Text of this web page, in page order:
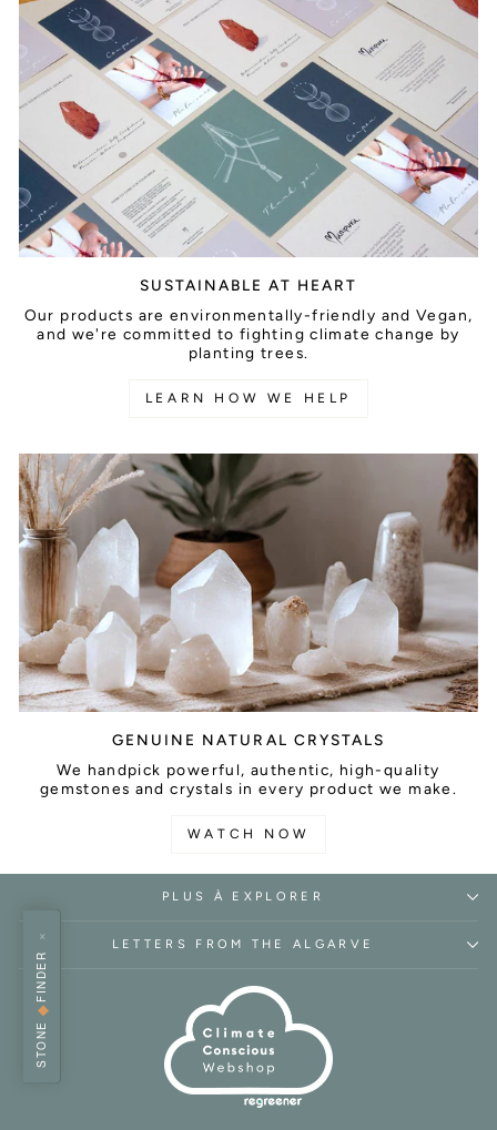
SUSTAINABLE AT HEART
Our products are environmentally-friendly and Vegan,
and we're committed to fighting climate change by
planting trees.
LEARN HOW WE HELP
GENUINE NATURAL CRYSTALS
We handpick powerful, authentic, high-quality
gemstones and crystals in every product we make.
WATCH NOW
PLUS À EXPLORER
LETTERS FROM THE ALGARVE
STONE
◆
FINDER
×